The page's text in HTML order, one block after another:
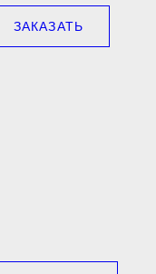
ЗАКАЗАТЬ